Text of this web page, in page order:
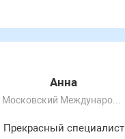
Анна
Московский Международный Университет
Прекрасный специалист